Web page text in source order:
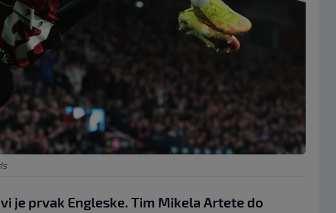
je prvak Engleske. Tim Mikela Artete do